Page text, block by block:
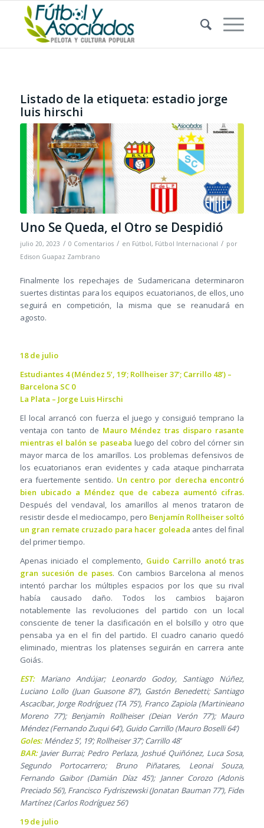
Listado de la etiqueta: estadio jorge
luis hirschi
Uno Se Queda, el Otro se Despidió
julio 20, 2023 / 0 Comentarios / en Fútbol, Fútbol Internacional / por
Edison Guapaz Zambrano
Finalmente los repechajes de Sudamericana determinaron
suertes distintas para los equipos ecuatorianos, de ellos, uno
seguirá en competición, la misma que se reanudará en
agosto.
18 de julio
Estudiantes 4 (Méndez 5’, 19’; Rollheiser 37’; Carrillo 48’) –
Barcelona SC 0
La Plata – Jorge Luis Hirschi
El local arrancó con fuerza el juego y consiguió temprano la
ventaja con tanto de Mauro Méndez tras disparo rasante
mientras el balón se paseaba luego del cobro del córner sin
mayor marca de los amarillos. Los problemas defensivos de
los ecuatorianos eran evidentes y cada ataque pincharrata
era fuertemente sentido. Un centro por derecha encontró
bien ubicado a Méndez que de cabeza aumentó cifras.
Después del vendaval, los amarillos al menos trataron de
resistir desde el mediocampo, pero Benjamín Rollheiser soltó
un gran remate cruzado para hacer goleada antes del final
del primer tiempo.
Apenas iniciado el complemento, Guido Carrillo anotó tras
gran sucesión de pases. Con cambios Barcelona al menos
intentó parchar los múltiples espacios por los que su rival
había causado daño. Todos los cambios bajaron
notablemente las revoluciones del partido con un local
consciente de tener la clasificación en el bolsillo y otro que
pensaba ya en el fin del partido. El cuadro canario quedó
eliminado, mientras los platenses seguirán en carrera ante
Goiás.
EST:Mariano Andújar; Leonardo Godoy, Santiago Núñez,
Luciano Lollo (Juan Guasone 87’), Gastón Benedetti; Santiago
Ascacíbar, Jorge Rodríguez (TA 75’), Franco Zapiola (Martinieano
Moreno 77’); Benjamín Rollheiser (Deian Verón 77’); Mauro
Méndez (Fernando Zuqui 64’), Guido Carrillo (Mauro Boselli 64’)
Goles:Méndez 5’, 19’; Rollheiser 37’; Carrillo 48’
BAR:Javier Burrai; Pedro Perlaza, Joshué Quiñónez, Luca Sosa,
Segundo Portocarrero; Bruno Piñatares, Leonai Souza,
Fernando Gaibor (Damián Díaz 45’); Janner Corozo (Adonis
Preciado 56’), Francisco Fydriszewski (Jonatan Bauman 77’), Fidel
Martínez (Carlos Rodríguez 56’)
19 de julio